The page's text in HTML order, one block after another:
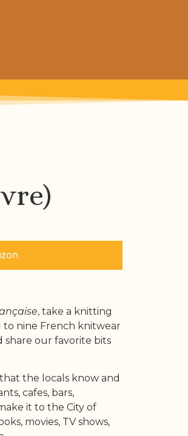
, take a knitting
nine French knitwear
share our favorite bits
the locals know and
cafes, bars,
it to the City of
movies, TV shows,